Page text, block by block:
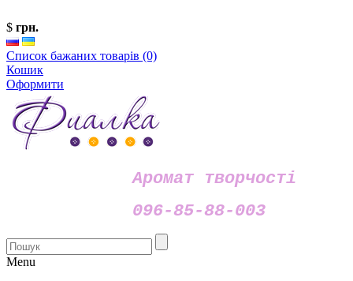
$ грн.
Список бажаних товарів (0)
Кошик
Оформити
Аромат творчості
096-85-88-003
Menu